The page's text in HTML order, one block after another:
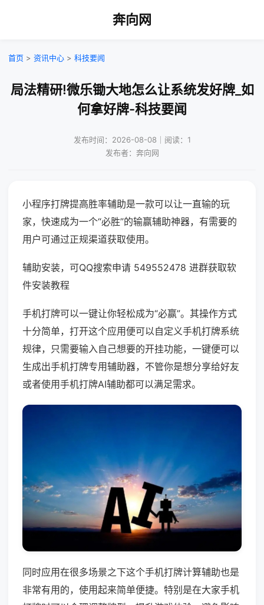
奔向网
首页 > 资讯中心 > 科技要闻
局法精研!微乐锄大地怎么让系统发好牌_如
何拿好牌-科技要闻
发布时间：2026-08-08｜阅读：1
发布者：奔向网
小程序打牌提高胜率辅助是一款可以让一直输的玩
家，快速成为一个“必胜”的输赢辅助神器，有需要的
用户可通过正规渠道获取使用。
辅助安装，可QQ搜索申请 549552478 进群获取软
件安装教程
手机打牌可以一键让你轻松成为“必赢”。其操作方式
十分简单，打开这个应用便可以自定义手机打牌系统
规律，只需要输入自己想要的开挂功能，一键便可以
生成出手机打牌专用辅助器，不管你是想分享给好友
或者使用手机打牌AI辅助都可以满足需求。
同时应用在很多场景之下这个手机打牌计算辅助也是
非常有用的，使用起来简单便捷。特别是在大家手机